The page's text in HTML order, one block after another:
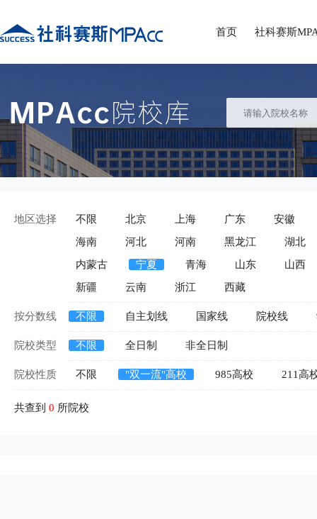
首页 社科赛斯
地区选择 不限 北京 上海 广东
安徽
海南
河北 河南 黑龙江
湖北
内蒙古
宁夏 青海 山东
山西
新疆
云南 浙江 西藏
按分数线 不限 自主划线 国家线 院校线
院校类型 不限 全日制 非全日制
院校性质 不限 "双一流"高校 985高校 211高
共查到 0 所院校